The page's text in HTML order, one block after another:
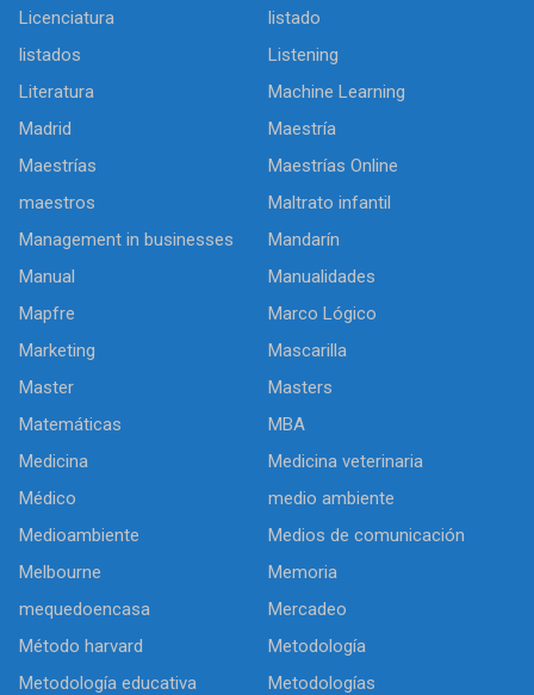
Licenciatura
listado
listados
Listening
Literatura
Machine Learning
Madrid
Maestría
Maestrías
Maestrías Online
maestros
Maltrato infantil
Management in businesses
Mandarín
Manual
Manualidades
Mapfre
Marco Lógico
Marketing
Mascarilla
Master
Masters
Matemáticas
MBA
Medicina
Medicina veterinaria
Médico
medio ambiente
Medioambiente
Medios de comunicación
Melbourne
Memoria
mequedoencasa
Mercadeo
Método harvard
Metodología
Metodología educativa
Metodologías